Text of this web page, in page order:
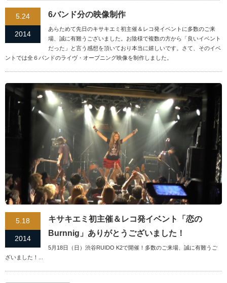
5.24
2014
6バンド分の映像制作
あらためて先日のキサキエミ初主催＆レコ発イベントに多数のご来
場、誠に有難うございました。お陰様で複数の方から「良いイベント
だった」と言う感想を頂いており本当に嬉しいです。さて、そのイベ
ントでは全６バンドのライヴ・オープニング映像を制作しました。
5.18
2014
キサキエミ初主催＆レコ発イベント「恋の
Burnnig」ありがとうございました！
5月18日（日）渋谷RUIDO K2で開催！多数のご来場、誠に有難うご
ざいました！...